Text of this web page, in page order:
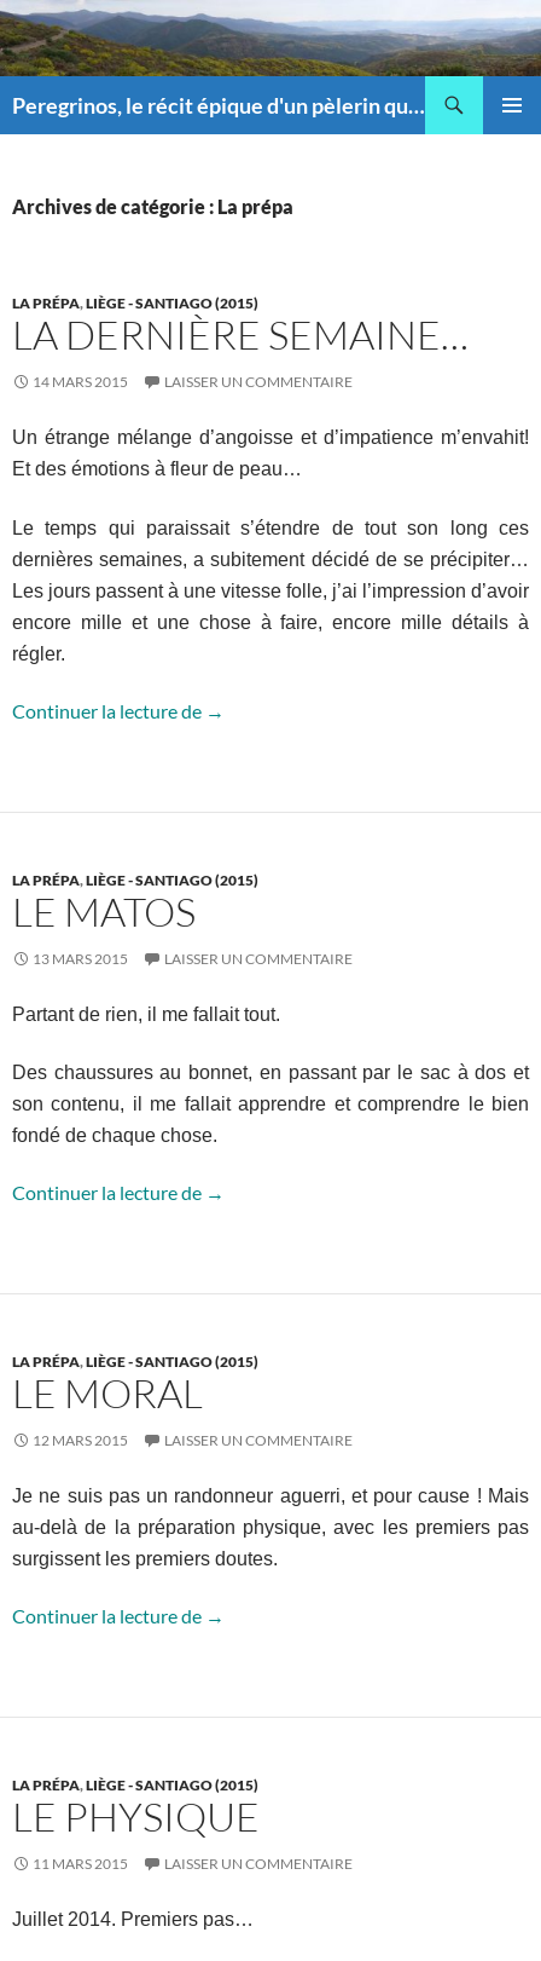
Peregrinos, le récit épique d'un pèlerin qui pique !
Archives de catégorie : La prépa
LA PRÉPA,LIÈGE - SANTIAGO (2015)
LA DERNIÈRE SEMAINE…
14 MARS 2015 LAISSER UN COMMENTAIRE
Un étrange mélange d’angoisse et d’impatience m’envahit!
Et des émotions à fleur de peau…
Le temps qui paraissait s’étendre de tout son long ces
dernières semaines, a subitement décidé de se précipiter…
Les jours passent à une vitesse folle, j’ai l’impression d’avoir
encore mille et une chose à faire, encore mille détails à
régler.
Continuer la lecture de La dernière semaine…
→
LA PRÉPA,LIÈGE - SANTIAGO (2015)
LE MATOS
13 MARS 2015 LAISSER UN COMMENTAIRE
Partant de rien, il me fallait tout.
Des chaussures au bonnet, en passant par le sac à dos et
son contenu, il me fallait apprendre et comprendre le bien
fondé de chaque chose.
Continuer la lecture de Le matos
→
LA PRÉPA,LIÈGE - SANTIAGO (2015)
LE MORAL
12 MARS 2015 LAISSER UN COMMENTAIRE
Je ne suis pas un randonneur aguerri, et pour cause ! Mais
au-delà de la préparation physique, avec les premiers pas
surgissent les premiers doutes.
Continuer la lecture de Le moral
→
LA PRÉPA,LIÈGE - SANTIAGO (2015)
LE PHYSIQUE
11 MARS 2015 LAISSER UN COMMENTAIRE
Juillet 2014. Premiers pas…